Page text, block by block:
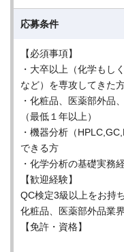
応募条件
【必須事項】
・大卒以上（化学もし
など）を専攻してきた方
・化粧品、医薬部外品
（最低１年以上）
・機器分析（
できる方
・化学分析の基礎実務
【歓迎経験】
QC検定3級以上をお持
化粧品、医薬部外品業
【免許・資格】